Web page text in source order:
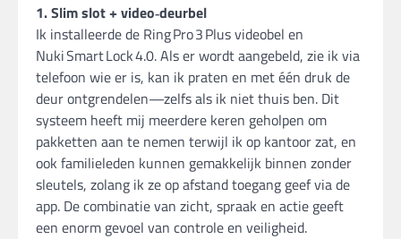
1. Slim slot + video‑deurbel
Ik installeerde de Ring Pro 3 Plus videobel en
Nuki Smart Lock 4.0. Als er wordt aangebeld, zie ik via
telefoon wie er is, kan ik praten en met één druk de
deur ontgrendelen—zelfs als ik niet thuis ben. Dit
systeem heeft mij meerdere keren geholpen om
pakketten aan te nemen terwijl ik op kantoor zat, en
ook familieleden kunnen gemakkelijk binnen zonder
sleutels, zolang ik ze op afstand toegang geef via de
app. De combinatie van zicht, spraak en actie geeft
een enorm gevoel van controle en veiligheid.